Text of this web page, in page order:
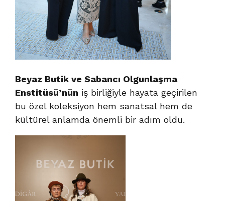
Beyaz Butik ve Sabancı Olgunlaşma
Enstitüsü’nün iş birliğiyle hayata geçirilen
bu özel koleksiyon hem sanatsal hem de
kültürel anlamda önemli bir adım oldu.